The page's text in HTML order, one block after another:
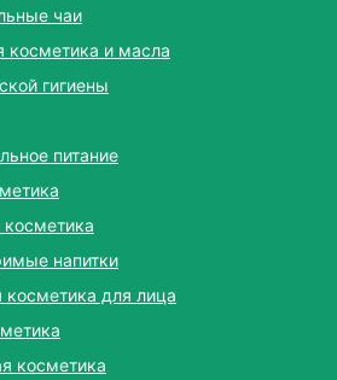
чаи
косметика и масла
гигиены
питание
косметика
напитки
косметика для лица
косметика